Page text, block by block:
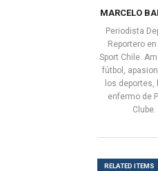
MARCELO
Periodista
Reportero
Sport Chile.
fútbol,
los deportes,
enfermo de
Clube.
RELATED ITEMS